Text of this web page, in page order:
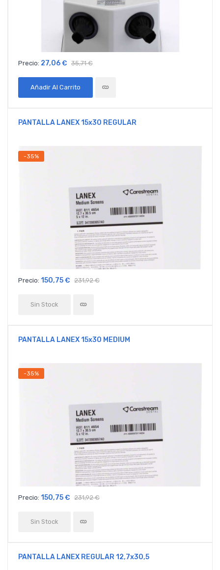
Precio: 27,06 € 35,71 €
Añadir Al Carrito
PANTALLA LANEX 15x30 REGULAR
-35%
Precio: 150,75 € 231,92 €
Sin Stock
PANTALLA LANEX 15x30 MEDIUM
-35%
Precio: 150,75 € 231,92 €
Sin Stock
PANTALLA LANEX REGULAR 12,7x30,5